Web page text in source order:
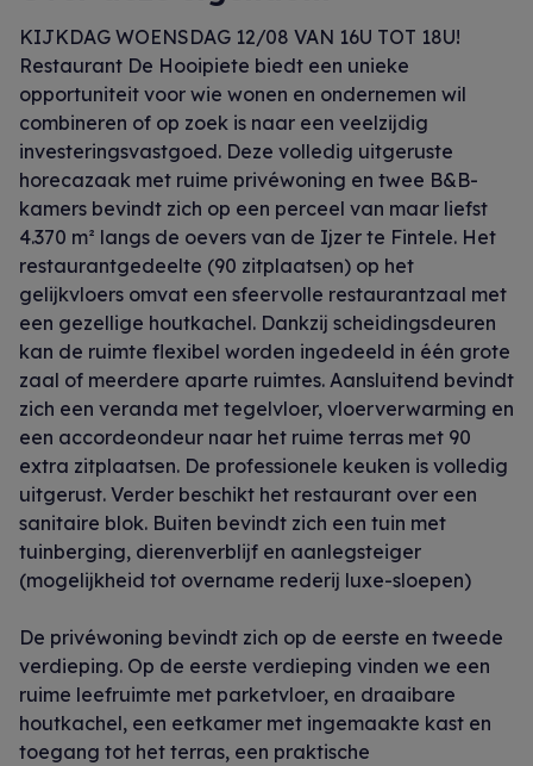
KIJKDAG WOENSDAG 12/08 VAN 16U TOT 18U!
Restaurant De Hooipiete biedt een unieke
opportuniteit voor wie wonen en ondernemen wil
combineren of op zoek is naar een veelzijdig
investeringsvastgoed. Deze volledig uitgeruste
horecazaak met ruime privéwoning en twee B&B-
kamers bevindt zich op een perceel van maar liefst
4.370 m² langs de oevers van de Ijzer te Fintele. Het
restaurantgedeelte (90 zitplaatsen) op het
gelijkvloers omvat een sfeervolle restaurantzaal met
een gezellige houtkachel. Dankzij scheidingsdeuren
kan de ruimte flexibel worden ingedeeld in één grote
zaal of meerdere aparte ruimtes. Aansluitend bevindt
zich een veranda met tegelvloer, vloerverwarming en
een accordeondeur naar het ruime terras met 90
extra zitplaatsen. De professionele keuken is volledig
uitgerust. Verder beschikt het restaurant over een
sanitaire blok. Buiten bevindt zich een tuin met
tuinberging, dierenverblijf en aanlegsteiger
(mogelijkheid tot overname rederij luxe-sloepen)
De privéwoning bevindt zich op de eerste en tweede
verdieping. Op de eerste verdieping vinden we een
ruime leefruimte met parketvloer, en draaibare
houtkachel, een eetkamer met ingemaakte kast en
toegang tot het terras, een praktische